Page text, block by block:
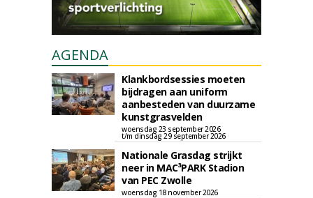
AGENDA
Klankbordsessies moeten
bijdragen aan uniform
aanbesteden van duurzame
kunstgrasvelden
woensdag 23 september 2026
t/m dinsdag 29 september 2026
Nationale Grasdag strijkt
neer in MAC³PARK Stadion
van PEC Zwolle
woensdag 18 november 2026